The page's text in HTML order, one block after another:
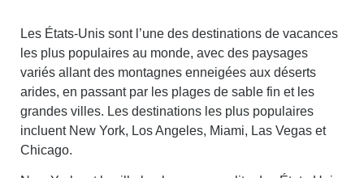
Les États-Unis sont l’une des destinations de vacances
les plus populaires au monde, avec des paysages
variés allant des montagnes enneigées aux déserts
arides, en passant par les plages de sable fin et les
grandes villes. Les destinations les plus populaires
incluent New York, Los Angeles, Miami, Las Vegas et
Chicago.